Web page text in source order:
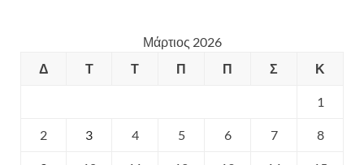
Μάρτιος 2026
Δ
Τ Τ Π Π Σ Κ
1
2 3 4 5 6 7 8